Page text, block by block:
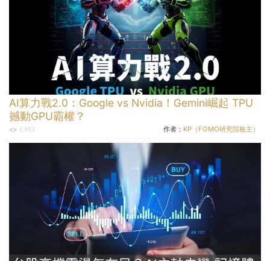
AI算力戰2.0：Google vs Nvidia！Gemini崛起 TPU
撼動GPU霸權？
4,883 作者： KP（FOMO研究院板主）